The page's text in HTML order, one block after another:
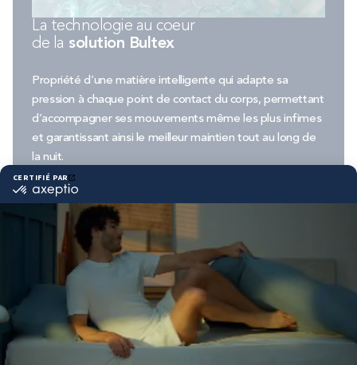
La technologie au coeur
de la solution Bultex
Propriété d’une matière intelligente qui adapte sa
pression à chaque point de contact du corps, permettant
d’accompagner ses mouvements même les plus infimes
et garantissant ainsi le meilleur maintien tout au long de
la nuit.
Moins de micro-réveils avec Bultex
Une très bonne indépendance de couchage
Un confort plus durable
DÉCOUVRIR NOS TECHNOLOGIES
VOIR TOUS NOS MATELAS